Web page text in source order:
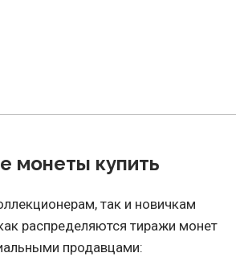
монеты купить
так и новичкам
распределяются тиражи монет
продавцами: